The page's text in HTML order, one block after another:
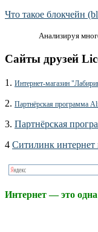
Что такое блокчейн
Анализируя
Сайты друзей
1. Интернет-магазин
2. Партнёрская программа
3. Партнёрская
4 Ситилинк интернет
Интернет— это одна